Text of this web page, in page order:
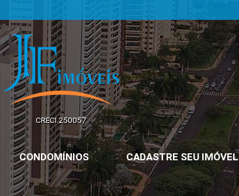
JF Imóveis | Imobiliária em Ribeirão Preto | SP
CRECI 250057
CONDOMÍNIOS CADASTRE SEU IMÓVEL